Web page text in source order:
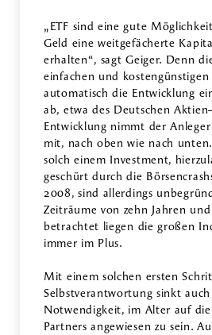
„ETF sind eine gute
Geld eine weitgefächerte
erhalten“, sagt Geiger. Denn
einfachen und
automatisch die Entwicklung
ab, etwa des Deutschen
Entwicklung nimmt der
mit, nach oben wie nach
solch einem Investment,
geschürt durch die
2008, sind allerdings
Zeiträume von zehn Jahren
betrachtet liegen die großen
immer im Plus.
Mit einem solchen ersten
Selbstverantwortung sinkt
Notwendigkeit, im Alter auf die
Partners angewiesen zu sein.